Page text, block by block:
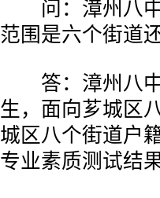
问：漳州八中
范围是六个街道
答：漳州八中
生，面向芗城区
城区八个街道户
专业素质测试结